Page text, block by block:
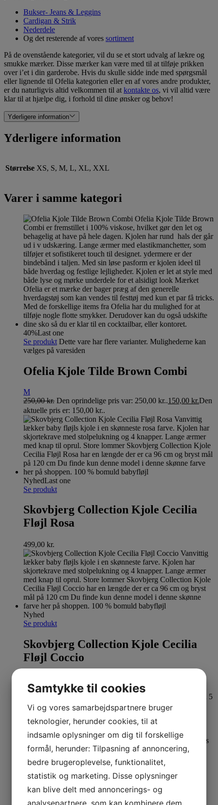
Bukser- Jeans & Leggins
Cardigan & Strik
Nederdele
Og det resterende af vores sortiment
På de ovenstående kategorier, vil du se et stort udvalg af lækre og
smukke mærker. Disse mærker kan være med til at tilføje prikken
over i’et i din garderobe. Hvis du skulle sidde inde med spørgsmål
eller lignende til Ofelia kategorien eller en af vores andre produkter,
er du naturligvis altid velkommen til at kontakte os, vi vil altid være
klar til at hjælpe dig, i forhold til dine ønsker og behov!
Yderligere information
Yderligere information
Størrelse XS, S, M, L, XL, XXL
Varer i samme kategori
40%Last one
Se produkt Dette vare har flere varianter. Mulighederne kan
vælges på varesiden
Ofelia Kjole Tilde Brown Combi
M
250,00kr. Den oprindelige pris var: 250,00 kr..150,00 kr.Den
aktuelle pris er: 150,00 kr..
NyhedLast one
Se produkt
Skovbjerg Collection Kjole Cecilia
Fløjl Rosa
499,00 kr.
Nyhed
Se produkt
Skovbjerg Collection Kjole Cecilia
Fløjl Coccio
69%
OEKO-TEX certificeret
Se produktDette vare har flere varianter. Mulighederne kan
vælges på varesiden
Samtykke til cookies
Vi og vores samarbejdspartnere bruger
teknologier, herunder cookies, til at
indsamle oplysninger om dig til forskellige
formål, herunder: Tilpasning af annoncering,
bedre brugeroplevelse, funktionalitet,
statistik og marketing. Disse oplysninger
kan blive delt med annoncerings- og
analysepartnere, som kan kombinere dem